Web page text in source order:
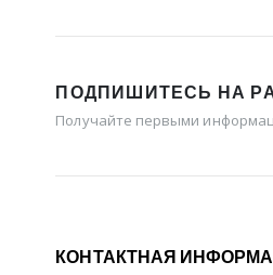
ПОДПИШИТЕСЬ НА
Получайте первыми
КОНТАКТНАЯ